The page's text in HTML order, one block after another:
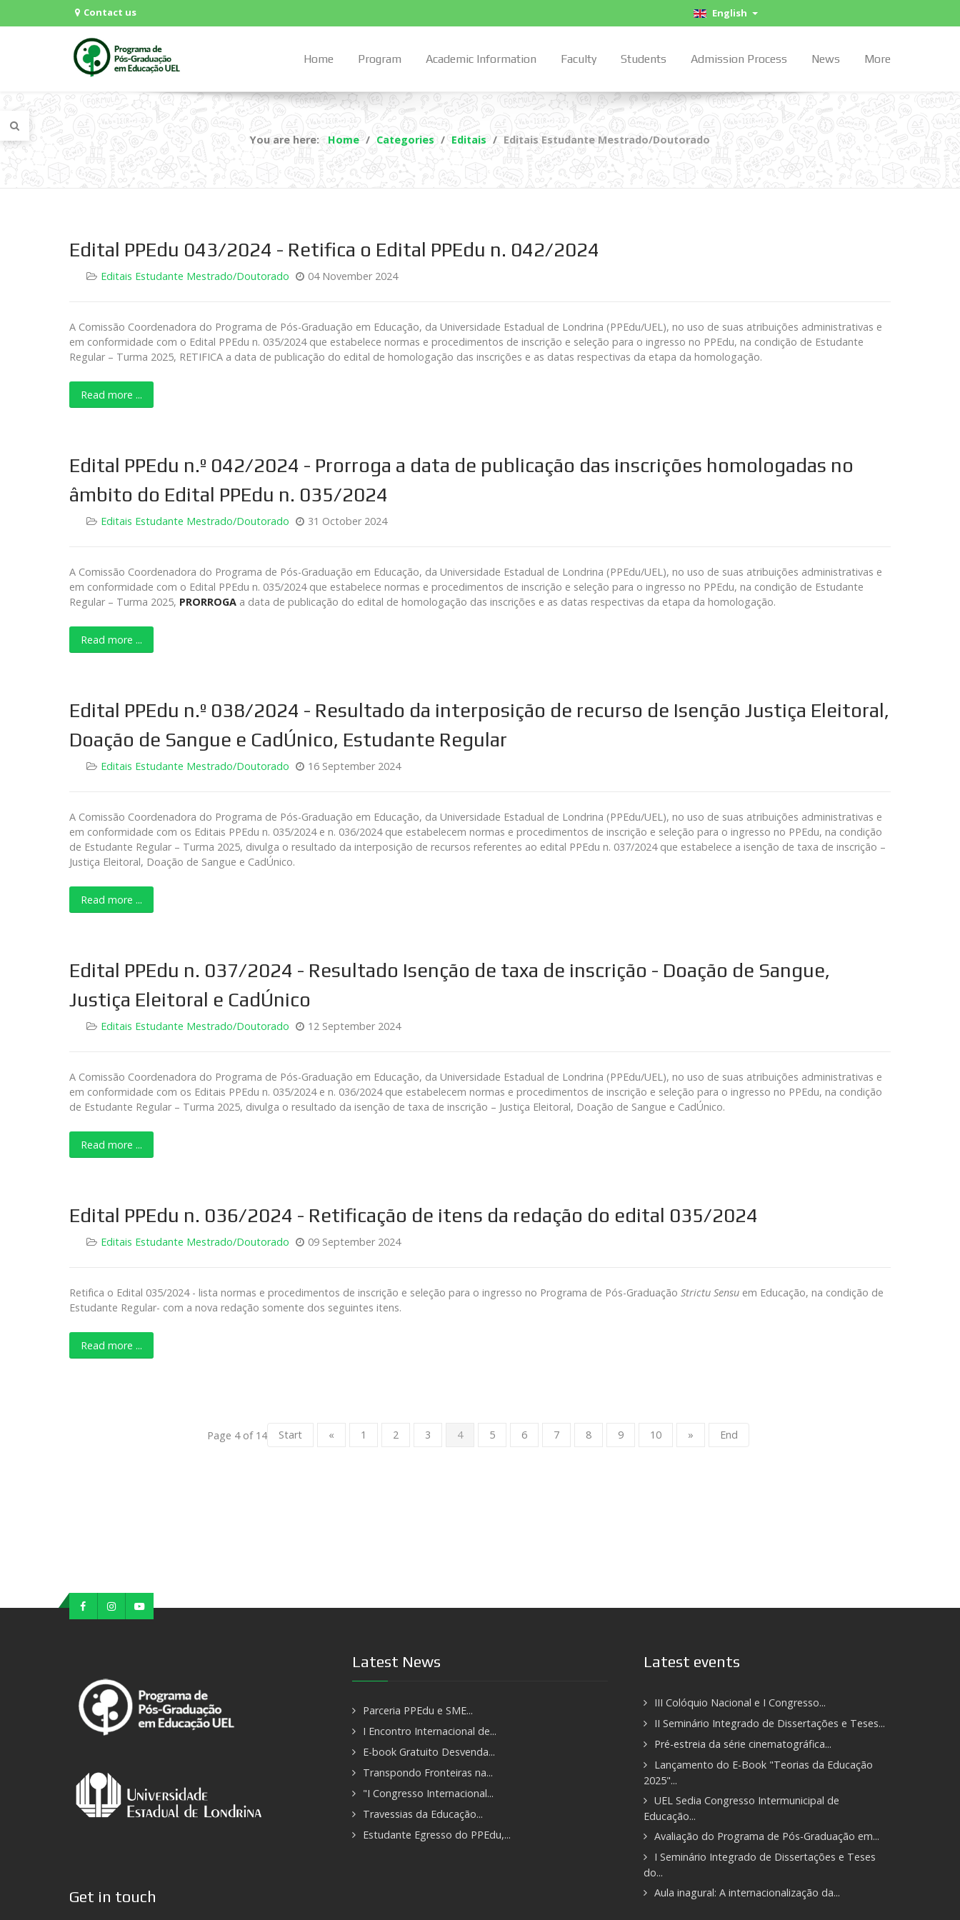
Contact us English
Home Program Academic Information Faculty Students Admission Process News More
You are here: Home Categories Editais Editais Estudante Mestrado/Doutorado
Edital PPEdu 043/2024 - Retifica o Edital PPEdu n. 042/2024
Editais Estudante Mestrado/Doutorado 04 November 2024
A Comissão Coordenadora do Programa de Pós-Graduação em Educação, da Universidade Estadual de Londrina (PPEdu/UEL), no uso de suas atribuições administrativas e
em conformidade com o Edital PPEdu n. 035/2024 que estabelece normas e procedimentos de inscrição e seleção para o ingresso no PPEdu, na condição de Estudante
Regular – Turma 2025, RETIFICA a data de publicação do edital de homologação das inscrições e as datas respectivas da etapa da homologação.
Read more ...
Edital PPEdu n.º 042/2024 - Prorroga a data de publicação das inscrições homologadas no
âmbito do Edital PPEdu n. 035/2024
Editais Estudante Mestrado/Doutorado 31 October 2024
A Comissão Coordenadora do Programa de Pós-Graduação em Educação, da Universidade Estadual de Londrina (PPEdu/UEL), no uso de suas atribuições administrativas e
em conformidade com o Edital PPEdu n. 035/2024 que estabelece normas e procedimentos de inscrição e seleção para o ingresso no PPEdu, na condição de Estudante
Regular – Turma 2025, PRORROGA a data de publicação do edital de homologação das inscrições e as datas respectivas da etapa da homologação.
Read more ...
Edital PPEdu n.º 038/2024 - Resultado da interposição de recurso de Isenção Justiça Eleitoral,
Doação de Sangue e CadÚnico, Estudante Regular
Editais Estudante Mestrado/Doutorado 16 September 2024
A Comissão Coordenadora do Programa de Pós-Graduação em Educação, da Universidade Estadual de Londrina (PPEdu/UEL), no uso de suas atribuições administrativas e
em conformidade com os Editais PPEdu n. 035/2024 e n. 036/2024 que estabelecem normas e procedimentos de inscrição e seleção para o ingresso no PPEdu, na condição
de Estudante Regular – Turma 2025, divulga o resultado da interposição de recursos referentes ao edital PPEdu n. 037/2024 que estabelece a isenção de taxa de inscrição –
Justiça Eleitoral, Doação de Sangue e CadÚnico.
Read more ...
Edital PPEdu n. 037/2024 - Resultado Isenção de taxa de inscrição - Doação de Sangue,
Justiça Eleitoral e CadÚnico
Editais Estudante Mestrado/Doutorado 12 September 2024
A Comissão Coordenadora do Programa de Pós-Graduação em Educação, da Universidade Estadual de Londrina (PPEdu/UEL), no uso de suas atribuições administrativas e
em conformidade com os Editais PPEdu n. 035/2024 e n. 036/2024 que estabelecem normas e procedimentos de inscrição e seleção para o ingresso no PPEdu, na condição
de Estudante Regular – Turma 2025, divulga o resultado da isenção de taxa de inscrição – Justiça Eleitoral, Doação de Sangue e CadÚnico.
Read more ...
Edital PPEdu n. 036/2024 - Retificação de itens da redação do edital 035/2024
Editais Estudante Mestrado/Doutorado 09 September 2024
Retifica o Edital 035/2024 - lista normas e procedimentos de inscrição e seleção para o ingresso no Programa de Pós-Graduação Strictu Sensu em Educação, na condição de
Estudante Regular- com a nova redação somente dos seguintes itens.
Read more ...
Page 4 of 14 Start « 1 2 3 4 5 6 7 8 9 10 » End
Get in touch
Latest News
Parceria PPEdu e SME...
I Encontro Internacional de...
E-book Gratuito Desvenda...
Transpondo Fronteiras na...
"I Congresso Internacional...
Travessias da Educação...
Estudante Egresso do PPEdu,...
Latest events
III Colóquio Nacional e I Congresso...
II Seminário Integrado de Dissertações e Teses...
Pré-estreia da série cinematográfica...
Lançamento do E-Book "Teorias da Educação
2025"...
UEL Sedia Congresso Intermunicipal de
Educação...
Avaliação do Programa de Pós-Graduação em...
I Seminário Integrado de Dissertações e Teses
do...
Aula inagural: A internacionalização da...